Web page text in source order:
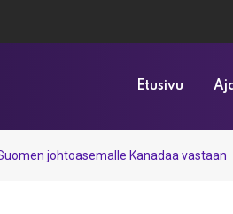
Etusivu
johtoasemalle Kanadaa vastaan